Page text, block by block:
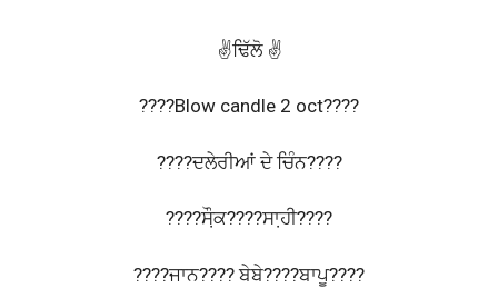
✌️ਢਿੱਲੋ ✌️
????Blow candle 2 oct????
????ਦਲੇਰੀਆਂ ਦੇ ਚਿੰਨ????
????ਸੌ਼ਕ????ਸਾ਼ਹੀ????
????ਜਾਨ???? ਬੇਬੇ????ਬਾਪੂ????